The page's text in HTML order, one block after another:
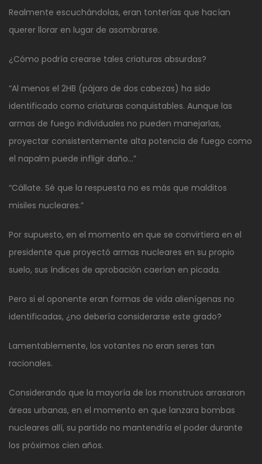
Realmente escuchándolas, eran tonterías que hacían
querer llorar en lugar de asombrarse.
¿Cómo podría crearse tales criaturas absurdas?
“Al menos el 2HB (pájaro de dos cabezas) ha sido
identificado como criaturas conquistables. Aunque las
armas de fuego individuales no pueden manejarlas,
proyectar consistentemente alta potencia de fuego como
el napalm puede infligir daño…”
“Cállate. Sé que la respuesta no es más que malditos
misiles nucleares.”
Por supuesto, en el momento en que se convirtiera en el
presidente que proyectó armas nucleares en su propio
suelo, sus índices de aprobación caerían en picada.
Pero si el oponente eran formas de vida alienígenas no
identificadas, ¿no debería considerarse este grado?
Lamentablemente, los votantes no eran seres tan
racionales.
Considerando que la mayoría de los monstruos arrasaron
áreas urbanas, en el momento en que lanzara bombas
nucleares allí, su partido no mantendría el poder durante
los próximos cien años.